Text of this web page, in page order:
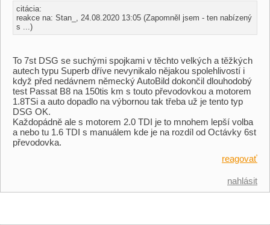
citácia:
reakce na: Stan_, 24.08.2020 13:05 (Zapomněl jsem - ten nabízený
s ...)
To 7st DSG se suchými spojkami v těchto velkých a těžkých
autech typu Superb dříve nevynikalo nějakou spolehlivostí i
když před nedávnem německý AutoBild dokončil dlouhodobý
test Passat B8 na 150tis km s touto převodovkou a motorem
1.8TSi a auto dopadlo na výbornou tak třeba už je tento typ
DSG OK.
Každopádně ale s motorem 2.0 TDI je to mnohem lepší volba
a nebo tu 1.6 TDI s manuálem kde je na rozdíl od Octávky 6st
převodovka.
reagovať
nahlásit